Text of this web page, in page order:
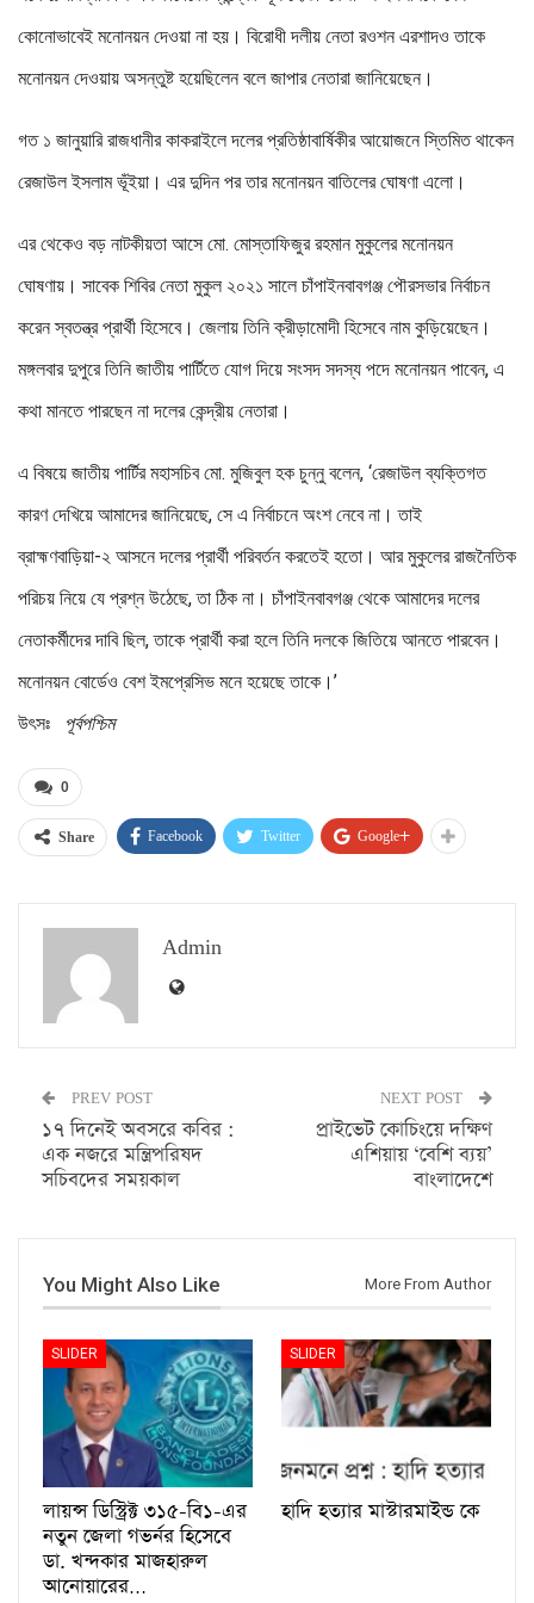
কোনোভাবেই মনোনয়ন দেওয়া না হয়। বিরোধী দলীয় নেতা রওশন এরশাদও তাকে
মনোনয়ন দেওয়ায় অসন্তুষ্ট হয়েছিলেন বলে জাপার নেতারা জানিয়েছেন।
গত ১ জানুয়ারি রাজধানীর কাকরাইলে দলের প্রতিষ্ঠাবার্ষিকীর আয়োজনে স্তিমিত থাকেন
রেজাউল ইসলাম ভূঁইয়া। এর দুদিন পর তার মনোনয়ন বাতিলের ঘোষণা এলো।
এর থেকেও বড় নাটকীয়তা আসে মো. মোস্তাফিজুর রহমান মুকুলের মনোনয়ন
ঘোষণায়। সাবেক শিবির নেতা মুকুল ২০২১ সালে চাঁপাইনবাবগঞ্জ পৌরসভার নির্বাচন
করেন স্বতন্ত্র প্রার্থী হিসেবে। জেলায় তিনি ক্রীড়ামোদী হিসেবে নাম কুড়িয়েছেন।
মঙ্গলবার দুপুরে তিনি জাতীয় পার্টিতে যোগ দিয়ে সংসদ সদস্য পদে মনোনয়ন পাবেন, এ
কথা মানতে পারছেন না দলের কেন্দ্রীয় নেতারা।
এ বিষয়ে জাতীয় পার্টির মহাসচিব মো. মুজিবুল হক চুন্নু বলেন, ‘রেজাউল ব্যক্তিগত
কারণ দেখিয়ে আমাদের জানিয়েছে, সে এ নির্বাচনে অংশ নেবে না। তাই
ব্রাহ্মণবাড়িয়া-২ আসনে দলের প্রার্থী পরিবর্তন করতেই হতো। আর মুকুলের রাজনৈতিক
পরিচয় নিয়ে যে প্রশ্ন উঠেছে, তা ঠিক না। চাঁপাইনবাবগঞ্জ থেকে আমাদের দলের
নেতাকর্মীদের দাবি ছিল, তাকে প্রার্থী করা হলে তিনি দলকে জিতিয়ে আনতে পারবেন।
মনোনয়ন বোর্ডেও বেশ ইমপ্রেসিভ মনে হয়েছে তাকে।’
উৎসঃ
পূর্বপশ্চিম
0
Share Facebook Twitter Google+
Admin
PREV POST
১৭ দিনেই অবসরে কবির :
এক নজরে মন্ত্রিপরিষদ
সচিবদের সময়কাল
NEXT POST
প্রাইভেট কোচিংয়ে দক্ষিণ
এশিয়ায় ‘বেশি ব্যয়’
বাংলাদেশে
You Might Also Like More From Author
SLIDER
লায়ন্স ডিস্ট্রিক্ট ৩১৫-বি১-এর
নতুন জেলা গভর্নর হিসেবে
ডা. খন্দকার মাজহারুল
আনোয়ারের…
SLIDER
হাদি হত্যার মাস্টারমাইন্ড কে